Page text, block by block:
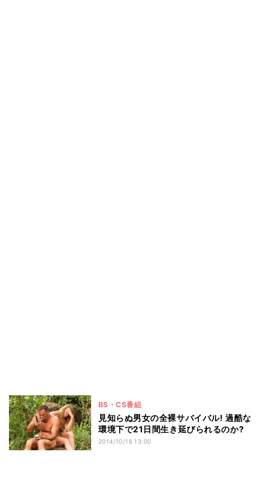
BS・CS番組
見知らぬ男女の全裸サバイバル! 過酷な
環境下で21日間生き延びられるのか?
2014/10/16 13:00